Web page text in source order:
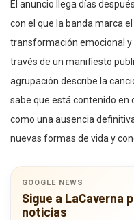
El anuncio llega días
con el que la banda marca
transformación emocional y
través de un manifiesto
agrupación describe la
sabe que está contenido en
como una ausencia
nuevas formas de vida y
GOOGLE NEWS
Sigue a LaCaverna
noticias